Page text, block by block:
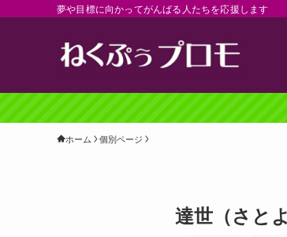
夢や目標に向かってがんばる人たちを応援します
ホーム 個別ページ
達世（さと